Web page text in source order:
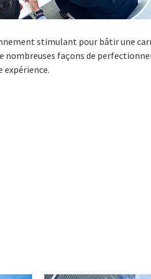
stimulant pour bâtir une
nombreuses façons de
expérience.